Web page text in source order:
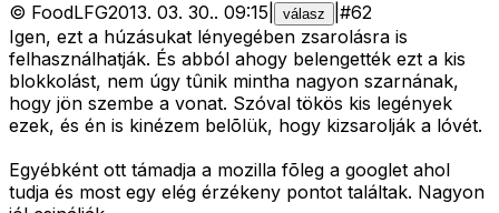
© FoodLFG2013. 03. 30.. 09:15 válasz #62
Igen, ezt a húzásukat lényegében zsarolásra is
felhasználhatják. És abból ahogy belengették ezt a kis
blokkolást, nem úgy tûnik mintha nagyon szarnának,
hogy jön szembe a vonat. Szóval tökös kis legények
ezek, és én is kinézem belõlük, hogy kizsarolják a lóvét.
Egyébként ott támadja a mozilla fõleg a googlet ahol
tudja és most egy elég érzékeny pontot találtak. Nagyon